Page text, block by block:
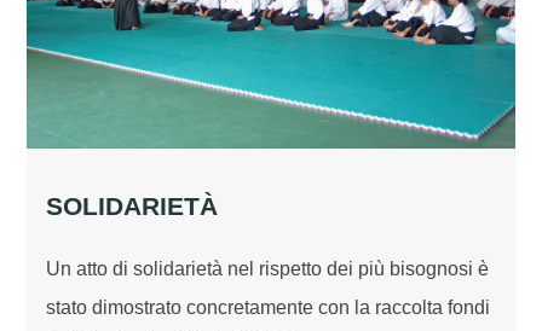
SOLIDARIETÀ
Un atto di solidarietà nel rispetto dei più bisognosi è
stato dimostrato concretamente con la raccolta fondi